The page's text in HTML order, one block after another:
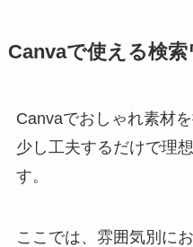
Canvaで使える検
Canvaでおしゃれ素材
少し工夫するだけで理
す。
ここでは、雰囲気別に